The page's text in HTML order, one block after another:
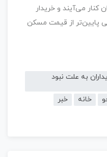
کنار می‌آیند و خریدار
پایین‌تر از قیمت مسکن
به علت نبود
خانه
خبر